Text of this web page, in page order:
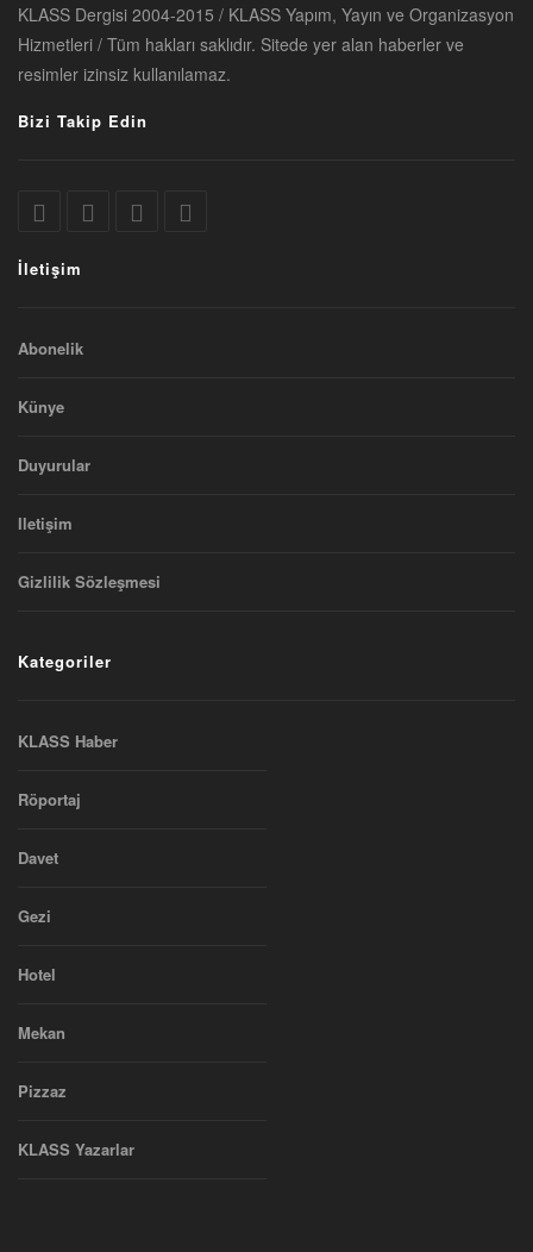
KLASS Dergisi 2004-2015 / KLASS Yapım, Yayın ve Organizasyon
Hizmetleri / Tüm hakları saklıdır. Sitede yer alan haberler ve
resimler izinsiz kullanılamaz.
Bizi Takip Edin
İletişim
Abonelik
Künye
Duyurular
Iletişim
Gizlilik Sözleşmesi
Kategoriler
KLASS Haber
Röportaj
Davet
Gezi
Hotel
Mekan
Pizzaz
KLASS Yazarlar